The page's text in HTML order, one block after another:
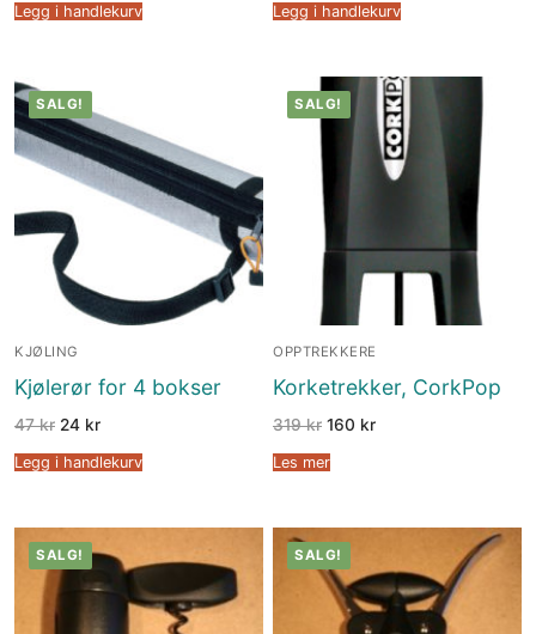
Legg i handlekurv Legg i handlekurv
SALG!
KJØLING
Kjølerør for 4 bokser
47kr 24 kr
Legg i handlekurv
SALG!
OPPTREKKERE
Korketrekker, CorkPop
319kr 160 kr
Les mer
SALG! SALG!